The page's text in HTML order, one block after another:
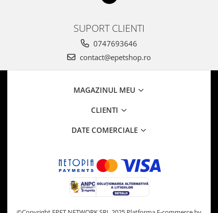
SUPORT CLIENTI
0747693646
contact@epetshop.ro
MAGAZINUL MEU
CLIENTI
DATE COMERCIALE